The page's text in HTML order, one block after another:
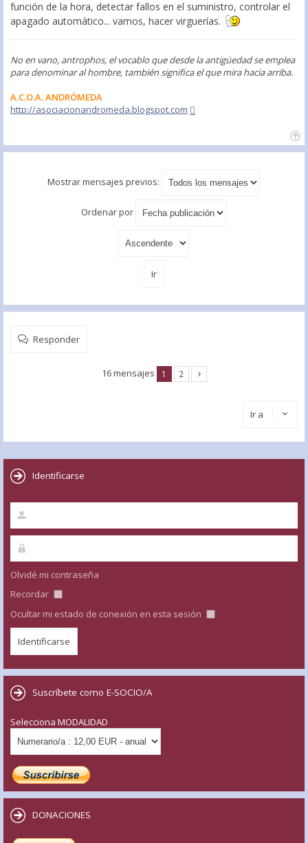
función de la hora, detectar fallos en el suministro, controlar el
apagado automático... vamos, hacer virguerías.
No en vano, antrophos, el vocablo que desde la antigüedad se emplea
para denominar al hombre, también significa el que mira hacia arriba.
A.C.O.A. ANDRÓMEDA
http://asociacionandromeda.blogspot.com
Mostrar mensajes previos:
Ordenar por
Responder
16 mensajes 1 2
Ir a
Identificarse
Olvidé mi contraseña
Recordar
Ocultar mi estado de conexión en esta sesión
Suscríbete como E-SOCIO/A
Selecciona MODALIDAD
DONACIONES